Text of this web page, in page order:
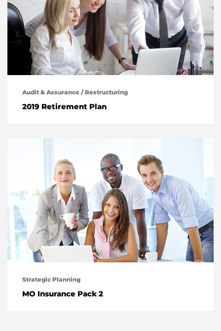
Audit & Assurance / Restructuring
2019 Retirement Plan
Strategic Planning
MO Insurance Pack 2